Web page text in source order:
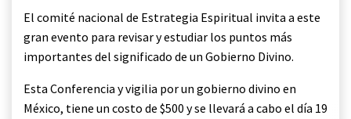
El comité nacional de Estrategia Espiritual invita a este
gran evento para revisar y estudiar los puntos más
importantes del significado de un Gobierno Divino.
Esta Conferencia y vigilia por un gobierno divino en
México, tiene un costo de $500 y se llevará a cabo el día 19